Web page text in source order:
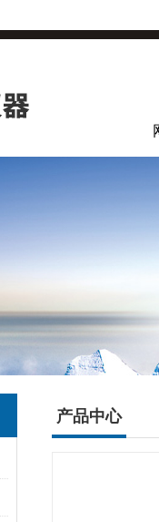
产品中心